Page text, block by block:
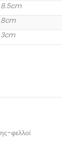
8.5cm
8cm
3cm
φελλοί